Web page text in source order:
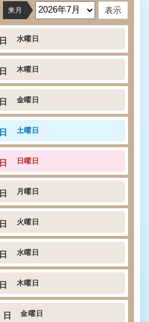
来月
日 水曜日
日 木曜日
日 金曜日
日 土曜日
日 日曜日
日 月曜日
日 火曜日
日 水曜日
日 木曜日
日 金曜日